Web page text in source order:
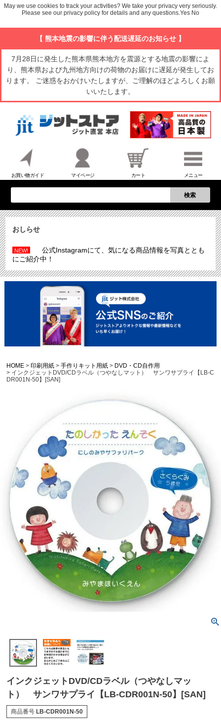
【 熊本地震の影響に伴う配送遅延のお知らせ 】
7月28日に発生した熊本県熊本地方を震源とする地震の影響によ
り、熊本県および九州地方向けの荷物のお届けに遅延が発生してお
ります。 ご迷惑をおかけいたしますが、ご理解のほどよろしくお願
いいたします。
お買い物ガイド マイページ カート メニュー
検索
おしらせ
NEW!
公式Instagramにて、気になる商品情報を写真ととも
にご紹介中！
HOME 印刷用紙 手作りキット用紙
DVD・CD自作用
インクジェットDVD/CDラベル（つやなしマット） サンワサプライ【LB-C
DR001N-50】[SAN]
インクジェットDVD/CDラベル（つやなしマッ
ト） サンワサプライ【LB-CDR001N-50】[SAN]
商品番号 LB-CDR001N-50
May we use cookies to track your activities? We take your privacy very seriously.
Please see our privacy policy for details and any questions.Yes No